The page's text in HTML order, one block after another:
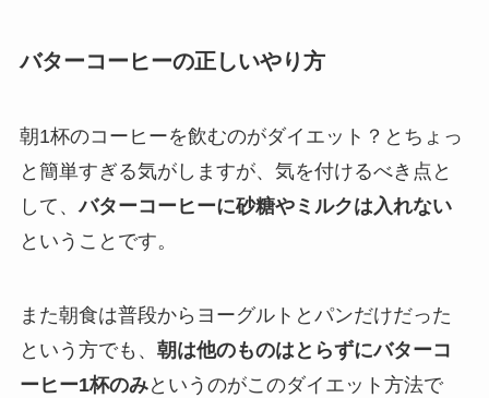
バターコーヒーの正しいやり方
朝1杯のコーヒーを飲むのがダイエット？とちょっ
と簡単すぎる気がしますが、気を付けるべき点と
して、バターコーヒーに砂糖やミルクは入れない
ということです。
また朝食は普段からヨーグルトとパンだけだった
という方でも、 朝は他のものはとらずにバターコ
ーヒー1杯のみというのがこのダイエット方法で